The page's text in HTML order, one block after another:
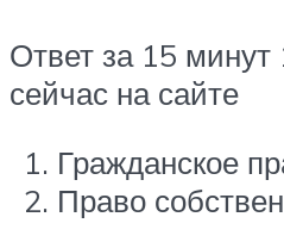
Ответ за 15
сейчас на сайте
Гражданское
Право